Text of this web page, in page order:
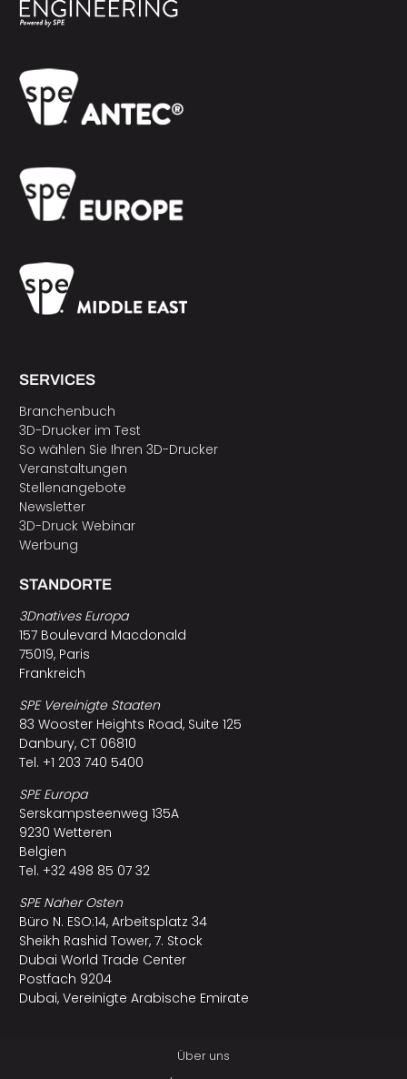
SERVICES
Branchenbuch
3D-Drucker im Test
So wählen Sie Ihren 3D-Drucker
Veranstaltungen
Stellenangebote
Newsletter
3D-Druck Webinar
Werbung
STANDORTE
3Dnatives Europa
157 Boulevard Macdonald
75019, Paris
Frankreich
SPE Vereinigte Staaten
83 Wooster Heights Road, Suite 125
Danbury, CT 06810
Tel. +1 203 740 5400
SPE Europa
Serskampsteenweg 135A
9230 Wetteren
Belgien
Tel. +32 498 85 07 32
SPE Naher Osten
Büro N. ESO:14, Arbeitsplatz 34
Sheikh Rashid Tower, 7. Stock
Dubai World Trade Center
Postfach 9204
Dubai, Vereinigte Arabische Emirate
Über uns